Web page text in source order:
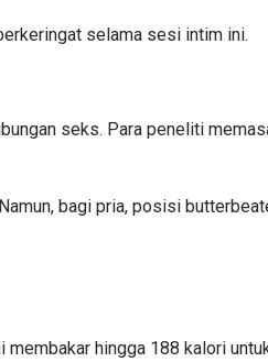
selama sesi intim ini.
seks. Para peneliti
bagi pria, posisi
hingga 188 kalori